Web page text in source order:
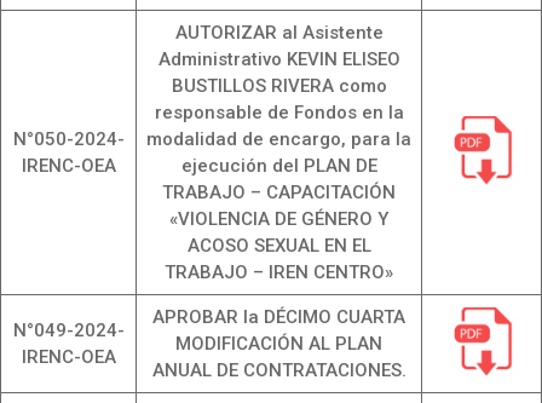
N°050-2024-
IRENC-OEA
AUTORIZAR al Asistente
Administrativo KEVIN ELISEO
BUSTILLOS RIVERA como
responsable de Fondos en la
modalidad de encargo, para la
ejecución del PLAN DE
TRABAJO – CAPACITACIÓN
«VIOLENCIA DE GÉNERO Y
ACOSO SEXUAL EN EL
TRABAJO – IREN CENTRO»
N°049-2024-
IRENC-OEA
APROBAR la DÉCIMO CUARTA
MODIFICACIÓN AL PLAN
ANUAL DE CONTRATACIONES.